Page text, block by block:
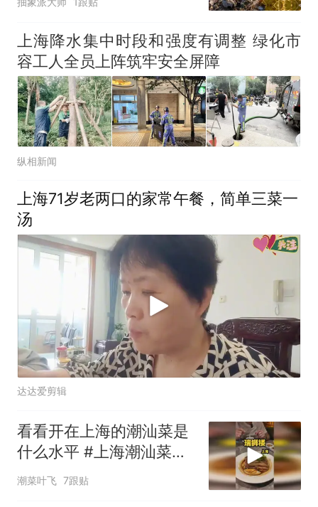
上海降水集中时段和强度有调整 绿化市
容工人全员上阵筑牢安全屏障
纵相新闻
上海71岁老两口的家常午餐，简单三菜一
汤
达达爱剪辑
看看开在上海的潮汕菜是
什么水平 #上海潮汕菜排
行榜 #瑞狮楼潮汕会馆 #
潮菜叶飞 7跟贴